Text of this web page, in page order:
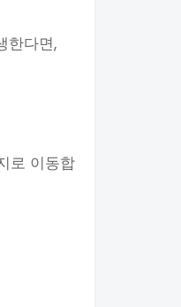
한다면,
로 이동합